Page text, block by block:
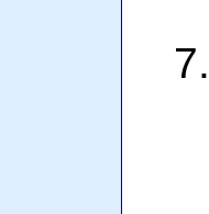
7.